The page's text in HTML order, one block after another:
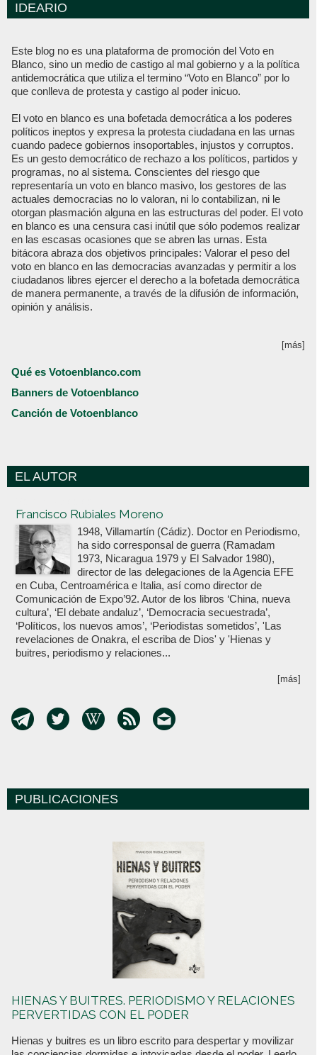
IDEARIO
Este blog no es una plataforma de promoción del Voto en
Blanco, sino un medio de castigo al mal gobierno y a la política
antidemocrática que utiliza el termino “Voto en Blanco” por lo
que conlleva de protesta y castigo al poder inicuo.
El voto en blanco es una bofetada democrática a los poderes
políticos ineptos y expresa la protesta ciudadana en las urnas
cuando padece gobiernos insoportables, injustos y corruptos.
Es un gesto democrático de rechazo a los políticos, partidos y
programas, no al sistema. Conscientes del riesgo que
representaría un voto en blanco masivo, los gestores de las
actuales democracias no lo valoran, ni lo contabilizan, ni le
otorgan plasmación alguna en las estructuras del poder. El voto
en blanco es una censura casi inútil que sólo podemos realizar
en las escasas ocasiones que se abren las urnas. Esta
bitácora abraza dos objetivos principales: Valorar el peso del
voto en blanco en las democracias avanzadas y permitir a los
ciudadanos libres ejercer el derecho a la bofetada democrática
de manera permanente, a través de la difusión de información,
opinión y análisis.
[más]
Qué es Votoenblanco.com
Banners de Votoenblanco
Canción de Votoenblanco
EL AUTOR
Francisco Rubiales Moreno
1948, Villamartín (Cádiz). Doctor en Periodismo,
ha sido corresponsal de guerra (Ramadam
1973, Nicaragua 1979 y El Salvador 1980),
director de las delegaciones de la Agencia EFE
en Cuba, Centroamérica e Italia, así como director de
Comunicación de Expo’92. Autor de los libros ‘China, nueva
cultura’, ‘El debate andaluz’, ‘Democracia secuestrada’,
‘Políticos, los nuevos amos’, ‘Periodistas sometidos’, 'Las
revelaciones de Onakra, el escriba de Dios' y 'Hienas y
buitres, periodismo y relaciones...
[más]
PUBLICACIONES
HIENAS Y BUITRES. PERIODISMO Y RELACIONES
PERVERTIDAS CON EL PODER
Hienas y buitres es un libro escrito para despertar y movilizar